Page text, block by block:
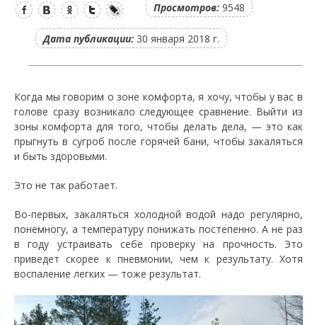
Просмотров: 9548
Дата публикации: 30 января 2018 г.
Когда мы говорим о зоне комфорта, я хочу, чтобы у вас в
голове сразу возникало следующее сравнение. Выйти из
зоны комфорта для того, чтобы делать дела, — это как
прыгнуть в сугроб после горячей бани, чтобы закаляться
и быть здоровыми.
Это не так работает.
Во-первых, закаляться холодной водой надо регулярно,
понемногу, а температуру понижать постепенно. А не раз
в году устраивать себе проверку на прочность. Это
приведет скорее к пневмонии, чем к результату. Хотя
воспаление легких — тоже результат.